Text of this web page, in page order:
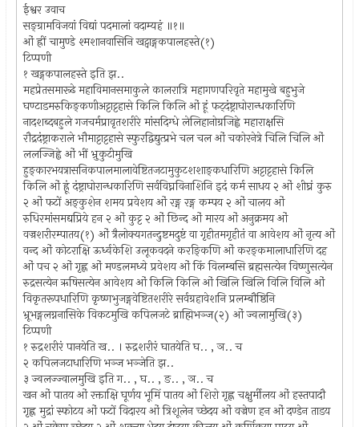
ईश्वर उवाच
सङ्ग्रामविजयां विद्यां पदमालां वदाम्यहं ॥१॥
ओं ह्रीं चामुण्डे श्मशानवासिनि खट्वाङ्गकपालहस्ते(१)
टिप्पणी
१ खड्गकपालहस्ते इति झ..
महप्रेतसमारूढे महाविमानसमाकुले कालरात्रि महागणपरिवृते महामुखे बहुभुजे
घण्टाडमरुकिङ्कणीअट्टाट्टहासे किलि किलि ओं हूं फट्दंष्ट्राघोरान्धकारिणि
नादशब्दबहुले गजचर्मप्रावृतशरीरे मांसदिग्धे लेलिहानोग्रजिह्वे महाराक्षसि
रौद्रदंष्ट्राकराले भौमाट्टाट्टहासे स्फुरद्विद्युत्प्रभे चल चल ओं चकोरनेत्रे चिलि चिलि ओं
ललज्जिह्वे ओं भीं भ्रुकुटीमुखि
हुङ्कारभयत्रासनिकपालमालावेष्टितजटामुकुटशशाङ्कधारिणि अट्टाट्टहासे किलि
किलि ओं ह्रूं दंष्ट्राघोरान्धकारिणि सर्वविघ्नविनाशिनि इदं कर्म साधय २ ओं शीघ्रं कुरु
२ ओं फटों अङ्कुशेन शमय प्रवेशय ओं रङ्ग रङ्ग कम्पय २ ओं चालय ओं
रुधिरमांसमद्यप्रिये हन २ ओं कुट्ट २ ओं छिन्द ओं मारय ओं अनुक्रमय ओं
वज्रशरीरम्पातय(१) ओं त्रैलोक्यगतन्दुष्टमदुष्टं वा गृहीतमगृहीतं वा आवेशय ओं नृत्य ओं
वन्द ओं कोटराक्षि ऊर्ध्वकेशि उलूकवदने करङ्किणि ओं करङ्कमालाधारिणि दह
ओं पच २ ओं गृह्ण ओं मण्डलमध्ये प्रवेशय ओं किं विलम्बसि ब्रह्मसत्येन विष्णुसत्येन
रुद्रसत्येन ऋषिसत्येन आवेशय ओं किलि किलि ओं खिलि खिलि विलि विलि ओं
विकृतरूपधारिणि कृष्णभुजङ्गवेष्टितशरीरे सर्वग्रहावेशनि प्रलम्बौष्ठिनि
भ्रूभङ्गलग्ननासिके विकटमुखि कपिलजटे ब्राह्मिभञ्ज(२) ओं ज्वलामुखि(३)
टिप्पणी
१ रुद्रशरीरं पानयेति ख.. । रुद्रशरीरं घातयेति घ.. , ञ.. च
२ कपिलजटाधारिणि भञ्ज भञ्जेति झ..
३ ज्वलज्ज्वालमुखि इति ग.. , घ.. , ङ.. , ञ.. च
खन ओं पातय ओं रक्ताक्षि घूर्णय भूमिं पातय ओं शिरो गृह्ण चक्षुर्मीलय ओं हस्तपादौ
गृह्ण मुद्रां स्फोटय ओं फटों विदारय ओं त्रिशूलेन च्छेदय ओं वज्रेण हन ओं दण्डेन ताडय